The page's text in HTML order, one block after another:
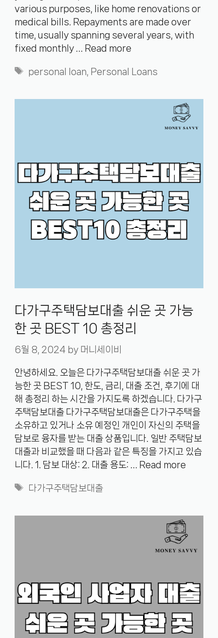
various purposes, like home renovations or
medical bills. Repayments are made over
time, usually spanning several years, with
fixed monthly … Read more
Tags
personal loan, Personal Loans
다가구주택담보대출 쉬운 곳 가능
한 곳 BEST 10 총정리
6월 8, 2024 by 머니세이비
안녕하세요. 오늘은 다가구주택담보대출 쉬운 곳 가
능한 곳 BEST 10, 한도, 금리, 대출 조건, 후기에 대
해 총정리 하는 시간을 가지도록 하겠습니다. 다가구
주택담보대출 다가구주택담보대출은 다가구주택을
소유하고 있거나 소유 예정인 개인이 자신의 주택을
담보로 융자를 받는 대출 상품입니다. 일반 주택담보
대출과 비교했을 때 다음과 같은 특징을 가지고 있습
니다. 1. 담보 대상: 2. 대출 용도: … Read more
Tags
다가구주택담보대출